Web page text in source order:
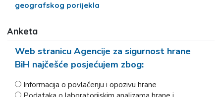
geografskog porijekla
Anketa
Web stranicu Agencije za sigurnost hrane
BiH najčešće posjećujem zbog:
Informacija o povlačenju i opozivu hrane